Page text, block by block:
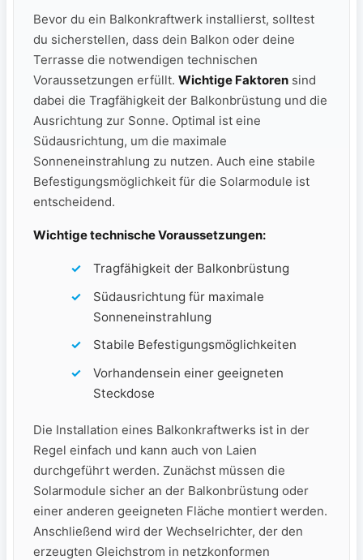
Bevor ⁤du ein Balkonkraftwerk⁢ installierst, ‌solltest
du sicherstellen, dass dein​ Balkon oder deine
Terrasse die notwendigen technischen
Voraussetzungen ⁣erfüllt. Wichtige Faktoren sind
dabei die Tragfähigkeit der Balkonbrüstung und die⁤
Ausrichtung zur Sonne. Optimal ist eine
Südausrichtung, um die⁣ maximale
Sonneneinstrahlung zu nutzen. Auch eine stabile
Befestigungsmöglichkeit für die Solarmodule ist
‌entscheidend.
Wichtige technische ⁢Voraussetzungen:
Tragfähigkeit der Balkonbrüstung
Südausrichtung für maximale
Sonneneinstrahlung
Stabile ​Befestigungsmöglichkeiten
Vorhandensein einer geeigneten
Steckdose
Die Installation eines Balkonkraftwerks ist in der
Regel einfach ⁣und kann auch von Laien
durchgeführt werden. Zunächst müssen die
Solarmodule sicher an der ⁤Balkonbrüstung oder
einer anderen geeigneten Fläche‍ montiert werden.
Anschließend wird der Wechselrichter, der den
erzeugten⁣ Gleichstrom in netzkonformen